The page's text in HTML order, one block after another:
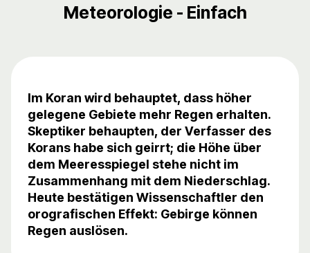
Meteorologie - Einfach
Im Koran wird behauptet, dass höher
gelegene Gebiete mehr Regen erhalten.
Skeptiker behaupten, der Verfasser des
Korans habe sich geirrt; die Höhe über
dem Meeresspiegel stehe nicht im
Zusammenhang mit dem Niederschlag.
Heute bestätigen Wissenschaftler den
orografischen Effekt: Gebirge können
Regen auslösen.